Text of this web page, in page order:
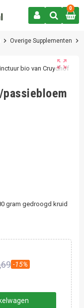
0
chevron_right Overige Supplementen chevron_right
zoom_out_map
gram gedroogd kruid
-15%